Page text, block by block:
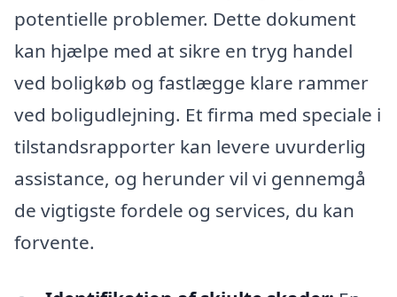
potentielle problemer. Dette dokument
kan hjælpe med at sikre en tryg handel
ved boligkøb og fastlægge klare rammer
ved boligudlejning. Et firma med speciale i
tilstandsrapporter kan levere uvurderlig
assistance, og herunder vil vi gennemgå
de vigtigste fordele og services, du kan
forvente.